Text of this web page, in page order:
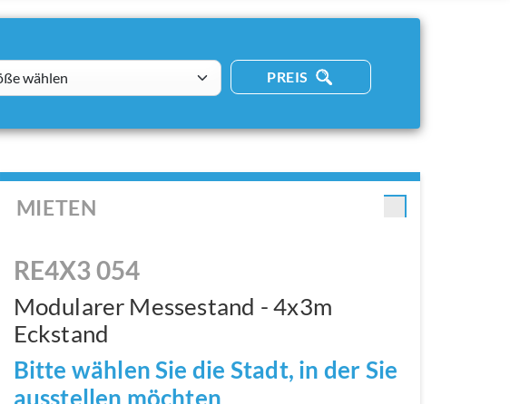
PREIS
MIETEN
RE4X3 054
Modularer Messestand - 4x3m
Eckstand
Bitte wählen Sie die Stadt, in der Sie
ausstellen möchten